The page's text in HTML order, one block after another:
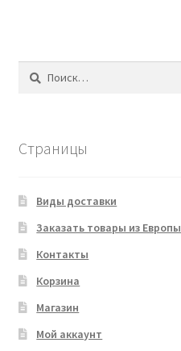
Найти:
Страницы
Виды доставки
Заказать товары из Европы
Контакты
Корзина
Магазин
Мой аккаунт